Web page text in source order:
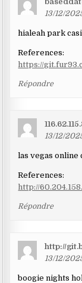
13/12/
hialeah park
References:
https://
Répondre
13/12/
las vegas online
References:
http://
Répondre
http://
13/12/
boogie nights